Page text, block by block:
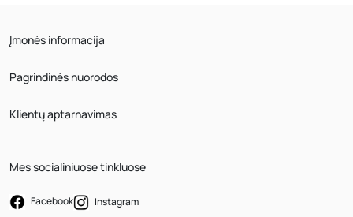
Įmonės informacija
Pagrindinės nuorodos
Klientų aptarnavimas
Mes socialiniuose tinkluose
Facebook Instagram